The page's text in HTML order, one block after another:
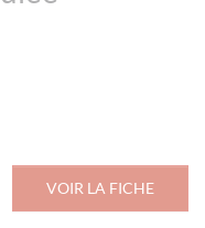
VOIR LA FICHE